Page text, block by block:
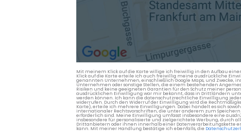
Mit meinem Klick auf die Karte willige ich freiwillig in den Aufbau
Klick auf die Karte erteile ich auch freiwillig meine ausdrückliche
genannten Unternehmen, einschließlich Google Maps, und Zwecke,
Unternehmen oder sonstige Stellen, die einem bestehenden
Risiken und keine geeigneten Garantien für den Schutz meiner
ausdrücklichen Einwilligung war mir bekannt, dass in Drittländern
werden können. Ich kann die datenschutzrechtliche Einwilligung
widerrufen. Durch den Widerruf der Einwilligung wird die
Karte), erteile ich mehrere Einwilligungen. Dabei handelt es sich
internationaler Rechtsvorschriften, die unter anderem zum
erforderlich sind. Meine Einwilligung umfasst insbesondere eine
insbesondere für personalisierte und zielgerichtete Werbung, durch
Drittanbietern oder ihnen innerhalb einer Datenverarbeitungskette
kann. Mit meiner Handlung bestätige ich ebenfalls, die